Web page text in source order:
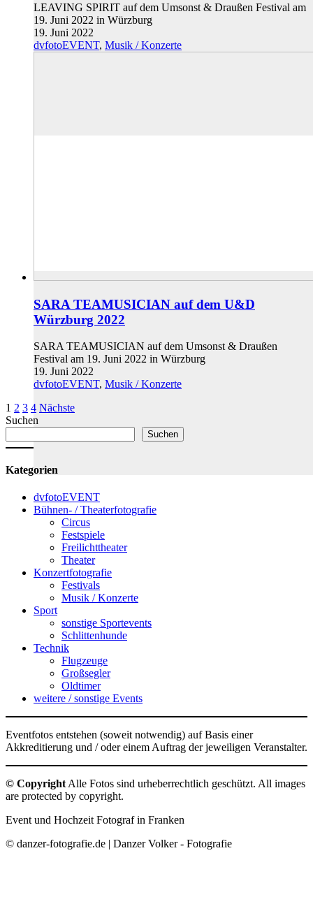
LEAVING SPIRIT auf dem Umsonst & Draußen Festival am
19. Juni 2022 in Würzburg
19. Juni 2022
dvfotoEVENT, Musik / Konzerte
SARA TEAMUSICIAN auf dem U&D
Würzburg 2022
SARA TEAMUSICIAN auf dem Umsonst & Draußen
Festival am 19. Juni 2022 in Würzburg
19. Juni 2022
dvfotoEVENT, Musik / Konzerte
1 2 3 4 Nächste
Suchen
Suchen
Kategorien
dvfotoEVENT
Bühnen- / Theaterfotografie
Circus
Festspiele
Freilichttheater
Theater
Konzertfotografie
Festivals
Musik / Konzerte
Sport
sonstige Sportevents
Schlittenhunde
Technik
Flugzeuge
Großsegler
Oldtimer
weitere / sonstige Events
Eventfotos entstehen (soweit notwendig) auf Basis einer
Akkreditierung und / oder einem Auftrag der jeweiligen Veranstalter.
© Copyright Alle Fotos sind urheberrechtlich geschützt. All images
are protected by copyright.
Event und Hochzeit Fotograf in Franken
© danzer-fotografie.de | Danzer Volker - Fotografie